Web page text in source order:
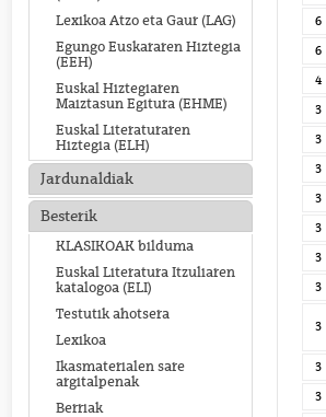
Lexikoa Atzo eta Gaur (LAG)
Egungo Euskararen Hiztegia
(EEH)
Euskal Hiztegiaren
Maiztasun Egitura (EHME)
Euskal Literaturaren
Hiztegia (ELH)
Jardunaldiak
Besterik
KLASIKOAK bilduma
Euskal Literatura Itzuliaren
katalogoa (ELI)
Testutik ahotsera
Lexikoa
Ikasmaterialen sare
argitalpenak
Berriak
6
6
4
3
3
3
3
3
3
3
3
3
3